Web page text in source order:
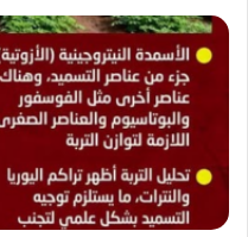
الزراعة
تنفي
الأسمدة
المدعمة
وتؤكد
استمرار
المنظومة